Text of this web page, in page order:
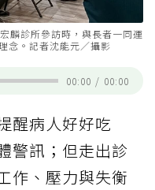
麟診所參訪時，與長者一同運
念。記者沈能元／攝影
00:00 / 00:00
醒病人好好吃
警訊；但走出診
作、壓力與失衡